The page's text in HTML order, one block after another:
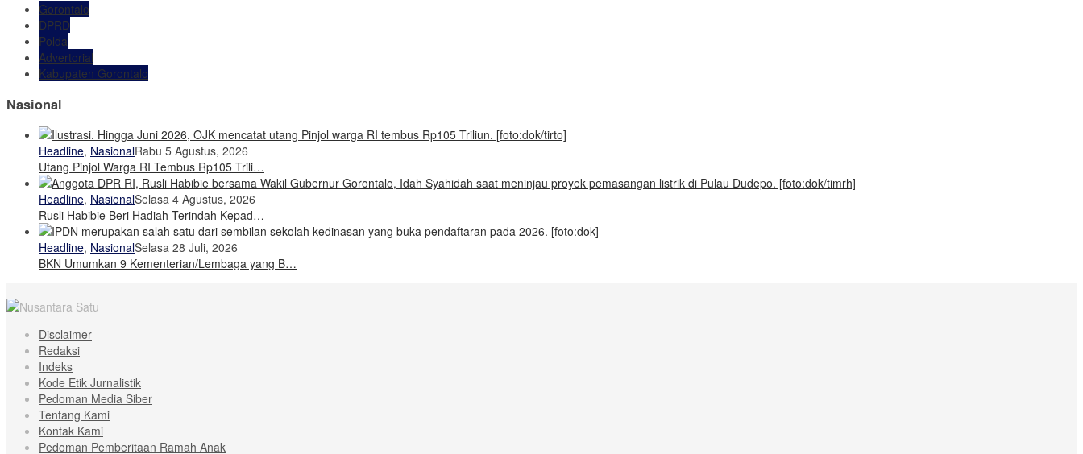
Gorontalo
DPRD
Polda
Advertorial
Kabupaten Gorontalo
Nasional
Headline, NasionalRabu 5 Agustus, 2026
Utang Pinjol Warga RI Tembus Rp105 Trili…
Headline, NasionalSelasa 4 Agustus, 2026
Rusli Habibie Beri Hadiah Terindah Kepad…
Headline, NasionalSelasa 28 Juli, 2026
BKN Umumkan 9 Kementerian/Lembaga yang B…
Disclaimer
Redaksi
Indeks
Kode Etik Jurnalistik
Pedoman Media Siber
Tentang Kami
Kontak Kami
Pedoman Pemberitaan Ramah Anak